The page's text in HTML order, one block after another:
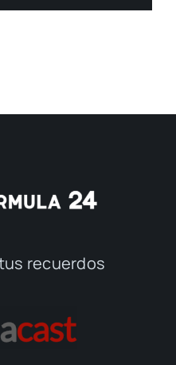
recuerdos